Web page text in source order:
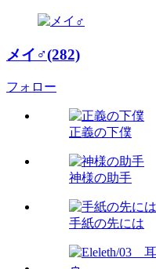
メイ♂(282)
フォロー
正義の下僕
神様の助手
手紙の先には